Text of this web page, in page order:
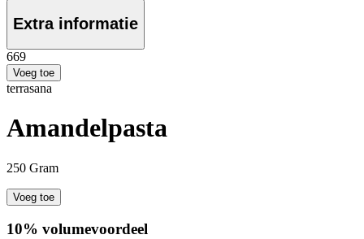
Extra informatie
669
Voeg toe
terrasana
Amandelpasta
250 Gram
Voeg toe
10% volumevoordeel